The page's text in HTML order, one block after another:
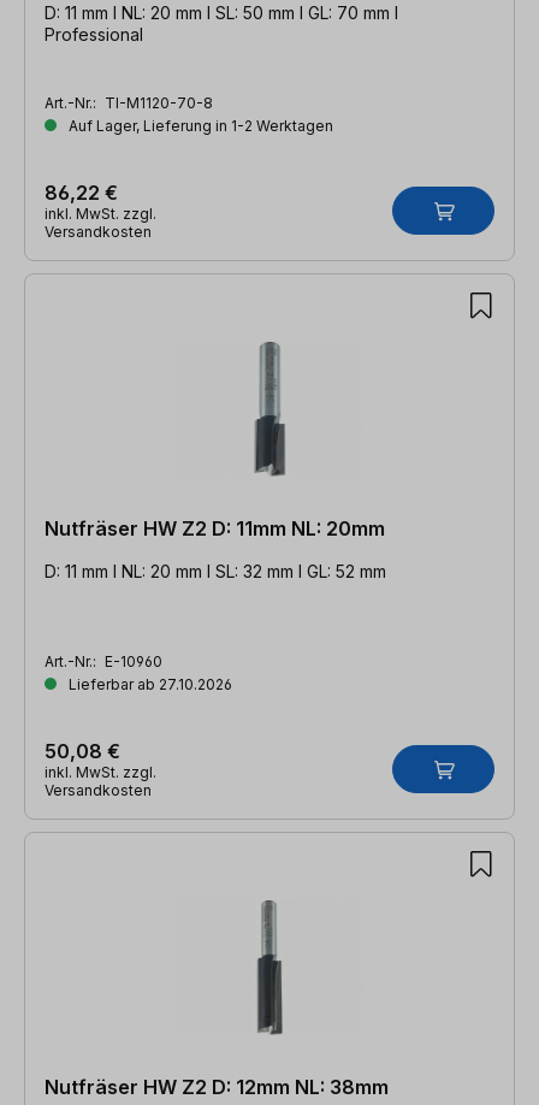
D: 11 mm l NL: 20 mm l SL: 50 mm l GL: 70 mm l
Professional
Art.-Nr.: TI-M1120-70-8
Auf Lager, Lieferung in 1-2 Werktagen
86,22 €
inkl. MwSt. zzgl.
Versandkosten
Nutfräser HW Z2 D: 11mm NL: 20mm
D: 11 mm l NL: 20 mm l SL: 32 mm l GL: 52 mm
Art.-Nr.: E-10960
Lieferbar ab 27.10.2026
50,08 €
inkl. MwSt. zzgl.
Versandkosten
Nutfräser HW Z2 D: 12mm NL: 38mm